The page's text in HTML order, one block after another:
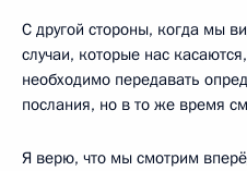
С другой стороны, когда мы
случаи, которые нас
необходимо передавать
послания, но в то же время
Я верю, что мы смотрим